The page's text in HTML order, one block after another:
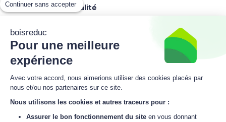
Continuer sans accepter
boisreduc
Pour une meilleure
expérience
Avec votre accord, nous aimerions utiliser des cookies placés par
nous et/ou nos partenaires sur ce site.
Nous utilisons les cookies et autres traceurs pour :
Assurer le bon fonctionnement du site en vous donnant
Suivez notre actualité
Inscrivez-vous à la newsletter
boisreduc
M'inscrire